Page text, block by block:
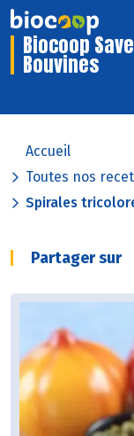
Biocoop
Bouvines
Accueil
Toutes nos
Spirales
Partager sur